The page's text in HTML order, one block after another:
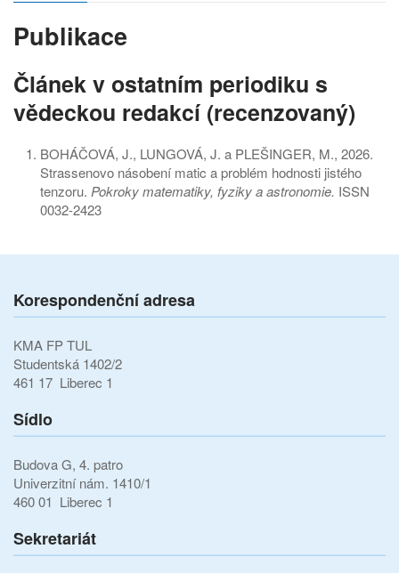
Publikace
Článek v ostatním periodiku s
vědeckou redakcí (recenzovaný)
BOHÁČOVÁ, J., LUNGOVÁ, J. a PLEŠINGER, M., 2026.
Strassenovo násobení matic a problém hodnosti jistého
tenzoru. Pokroky matematiky, fyziky a astronomie. ISSN
0032-2423
Korespondenční adresa
KMA FP TUL
Studentská 1402/2
461 17 Liberec 1
Sídlo
Budova G, 4. patro
Univerzitní nám. 1410/1
460 01 Liberec 1
Sekretariát